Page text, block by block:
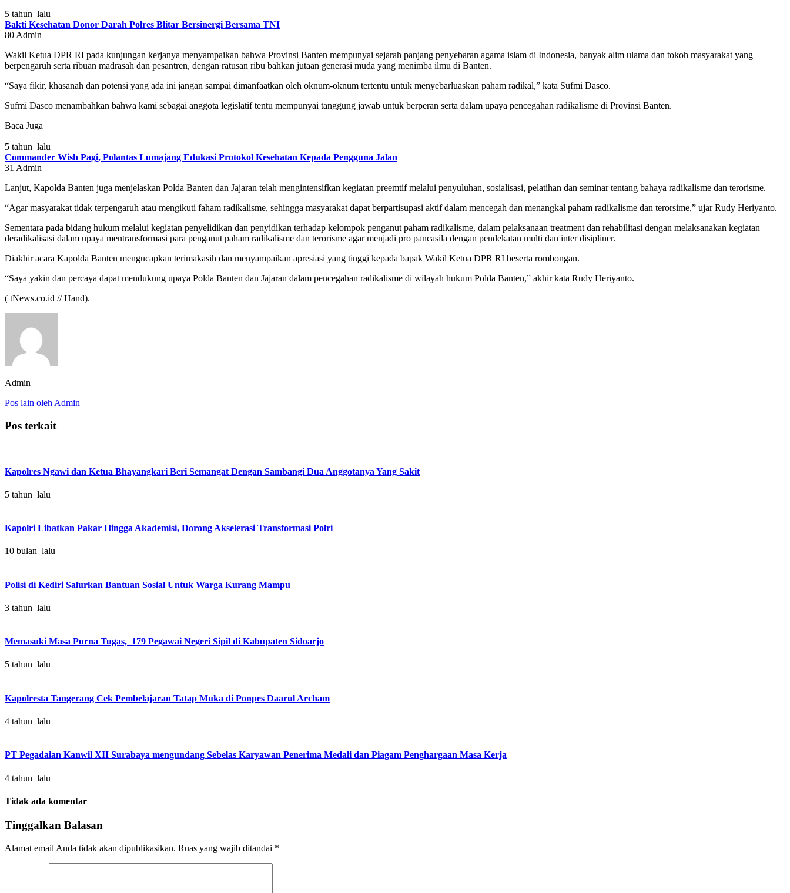
5 tahun lalu
Bakti Kesehatan Donor Darah Polres Blitar Bersinergi Bersama TNI
80 Admin
Wakil Ketua DPR RI pada kunjungan kerjanya menyampaikan bahwa Provinsi Banten mempunyai sejarah panjang penyebaran agama islam di Indonesia, banyak alim ulama dan tokoh masyarakat yang
berpengaruh serta ribuan madrasah dan pesantren, dengan ratusan ribu bahkan jutaan generasi muda yang menimba ilmu di Banten.
“Saya fikir, khasanah dan potensi yang ada ini jangan sampai dimanfaatkan oleh oknum-oknum tertentu untuk menyebarluaskan paham radikal,” kata Sufmi Dasco.
Sufmi Dasco menambahkan bahwa kami sebagai anggota legislatif tentu mempunyai tanggung jawab untuk berperan serta dalam upaya pencegahan radikalisme di Provinsi Banten.
Baca Juga
5 tahun lalu
Commander Wish Pagi, Polantas Lumajang Edukasi Protokol Kesehatan Kepada Pengguna Jalan
31 Admin
Lanjut, Kapolda Banten juga menjelaskan Polda Banten dan Jajaran telah mengintensifkan kegiatan preemtif melalui penyuluhan, sosialisasi, pelatihan dan seminar tentang bahaya radikalisme dan terorisme.
“Agar masyarakat tidak terpengaruh atau mengikuti faham radikalisme, sehingga masyarakat dapat berpartisupasi aktif dalam mencegah dan menangkal paham radikalisme dan terorsime,” ujar Rudy Heriyanto.
Sementara pada bidang hukum melalui kegiatan penyelidikan dan penyidikan terhadap kelompok penganut paham radikalisme, dalam pelaksanaan treatment dan rehabilitasi dengan melaksanakan kegiatan
deradikalisasi dalam upaya mentransformasi para penganut paham radikalisme dan terorisme agar menjadi pro pancasila dengan pendekatan multi dan inter disipliner.
Diakhir acara Kapolda Banten mengucapkan terimakasih dan menyampaikan apresiasi yang tinggi kepada bapak Wakil Ketua DPR RI beserta rombongan.
“Saya yakin dan percaya dapat mendukung upaya Polda Banten dan Jajaran dalam pencegahan radikalisme di wilayah hukum Polda Banten,” akhir kata Rudy Heriyanto.
( tNews.co.id // Hand).
Admin
Pos lain oleh Admin
Pos terkait
Kapolres Ngawi dan Ketua Bhayangkari Beri Semangat Dengan Sambangi Dua Anggotanya Yang Sakit
5 tahun lalu
Kapolri Libatkan Pakar Hingga Akademisi, Dorong Akselerasi Transformasi Polri
10 bulan lalu
Polisi di Kediri Salurkan Bantuan Sosial Untuk Warga Kurang Mampu
3 tahun lalu
Memasuki Masa Purna Tugas, 179 Pegawai Negeri Sipil di Kabupaten Sidoarjo
5 tahun lalu
Kapolresta Tangerang Cek Pembelajaran Tatap Muka di Ponpes Daarul Archam
4 tahun lalu
PT Pegadaian Kanwil XII Surabaya mengundang Sebelas Karyawan Penerima Medali dan Piagam Penghargaan Masa Kerja
4 tahun lalu
Tidak ada komentar
Tinggalkan Balasan
Alamat email Anda tidak akan dipublikasikan. Ruas yang wajib ditandai *